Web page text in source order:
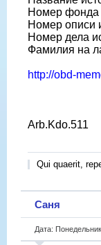
Номер фонда
Номер описи
Номер дела
Фамилия на
http://obd-
Arb.Kdo.511
Qui quaerit,
Саня
Дата: